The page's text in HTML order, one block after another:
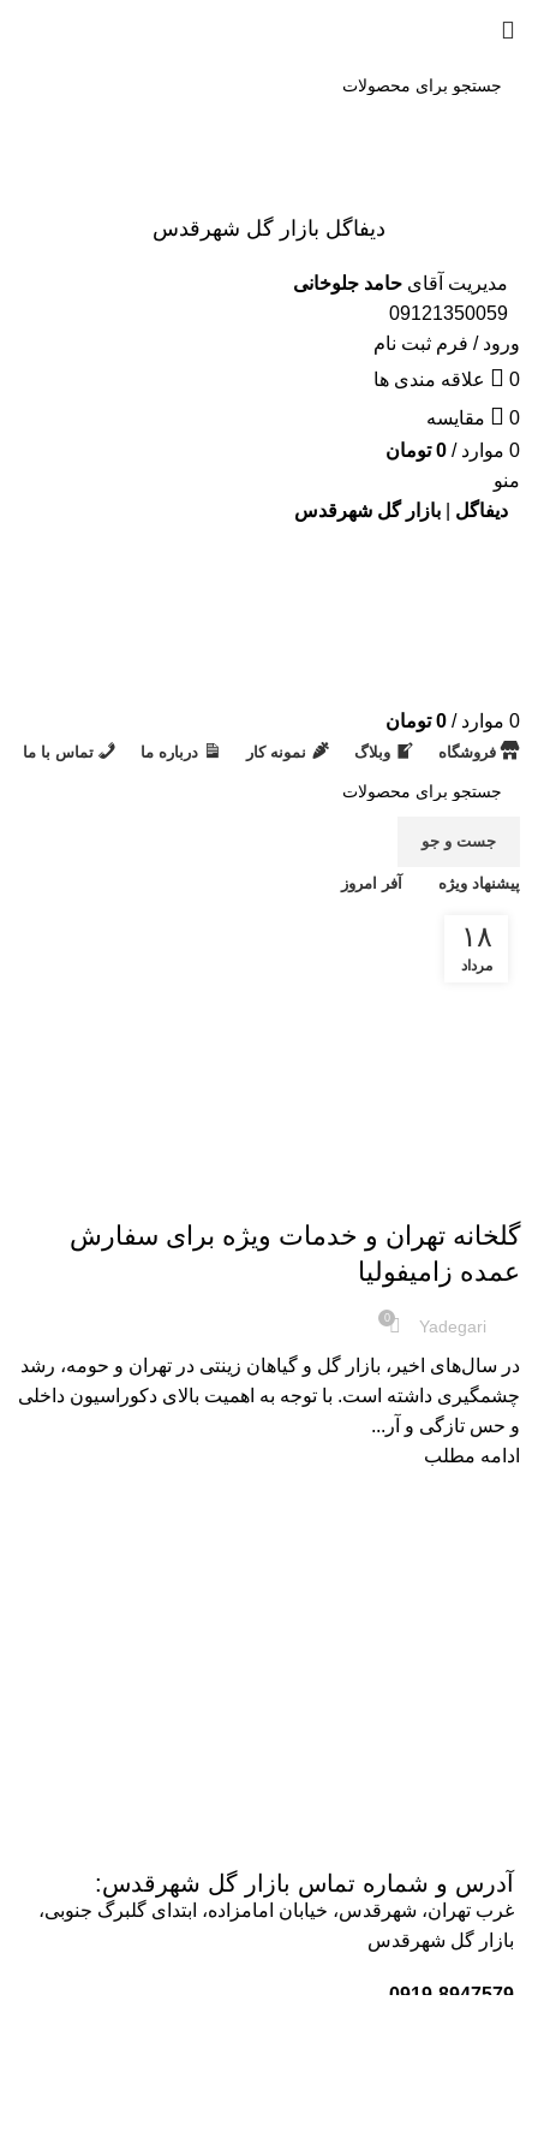
دیفاگل بازار گل شهرقدس
مدیریت آقای حامد جلوخانی
09121350059
ورود / فرم ثبت نام
0
علاقه مندی ها
0
مقایسه
0 موارد /
0 تومان
منو
دیفاگل
بازار گل شهرقدس
0 موارد /
0 تومان
فروشگاه وبلاگ نمونه کار درباره ما تماس با ما
جست و جو
پیشنهاد ویژه آفر امروز
۱۸
مرداد
گلخانه تهران و خدمات ویژه برای سفارش
عمده زامیفولیا
Yadegari
0
در سال‌های اخیر، بازار گل و گیاهان زینتی در تهران و حومه، رشد
چشمگیری داشته است. با توجه به اهمیت بالای دکوراسیون داخلی
و حس تازگی و آر...
ادامه مطلب
آدرس و شماره تماس بازار گل شهرقدس:
غرب تهران، شهرقدس، خیابان امامزاده، ابتدای گلبرگ جنوبی،
بازار گل شهرقدس
0919-8947579